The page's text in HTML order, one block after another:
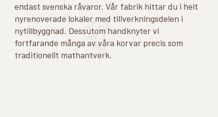
endast svenska råvaror. Vår fabrik hittar du i helt
nyrenoverade lokaler med tillverkningsdelen i
nytillbyggnad. Dessutom handknyter vi
fortfarande många av våra korvar precis som
traditionellt mathantverk.